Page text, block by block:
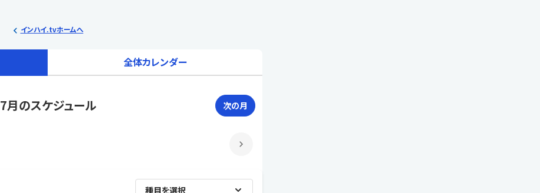
インハイ.tvホームへ
全体カレンダー
7月のスケジュール 次の月
種目を選択